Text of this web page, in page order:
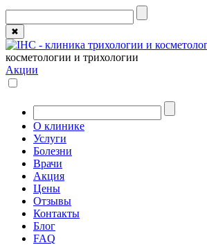
✖
косметологии и трихологии
Акции
О клинике
Услуги
Болезни
Врачи
Акция
Цены
Отзывы
Контакты
Блог
FAQ